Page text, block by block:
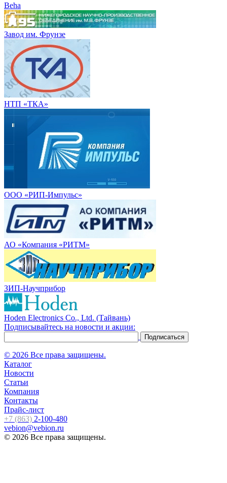
Beha
Завод им. Фрунзе
НТП «ТКА»
ООО «РИП-Импульс»
АО «Компания «РИТМ»
ЗИП-Научприбор
Hoden Electronics Co., Ltd. (Тайвань)
Подписывайтесь на новости и акции:
© 2026 Все права защищены.
Каталог
Новости
Статьи
Компания
Контакты
Прайс-лист
+7 (863) 2-100-480
vebion@vebion.ru
© 2026 Все права защищены.